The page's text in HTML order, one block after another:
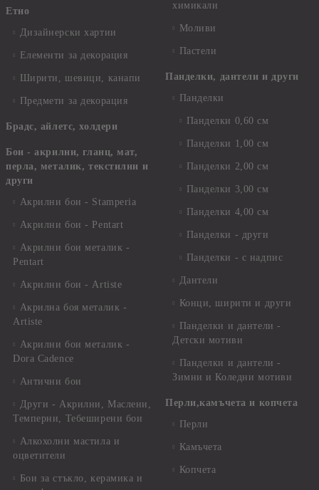
Етно
Дизайнерски хартии
Елементи за декорация
Ширити, шевици, канапи
Предмети за декорация
Брадс, айлетс, холдери
Бои - акрилни, гланц, мат,
перла, металик, текстилни и
други
Акрилни бои - Stamperia
Акрилни бои - Pentart
Акрилни бои металик -
Pentart
Акрилни бои - Artiste
Акрилна боя металик -
Artiste
Акрилни бои металик -
Dora Cadence
Антични бои
Други - Акрилни, Маслени,
Темперни, Тебеширени бои
Алкохолни мастила и
оцветители
Бои за стъкло, керамика и
химикали
Моливи
Пастели
Панделки, дантели и други
Панделки
Панделки 0,60 см
Панделки 1,00 см
Панделки 2,00 см
Панделки 3,00 см
Панделки 4,00 см
Панделки - други
Панделки - с надпис
Дантели
Конци, ширити и други
Панделки и дантели -
Детски мотиви
Панделки и дантели -
Зимни и Коледни мотиви
Перли,камъчета и копчета
Перли
Камъчета
Копчета